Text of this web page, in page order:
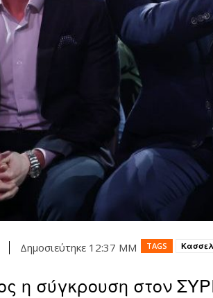
Δημοσιεύτηκε 12:37 ΜΜ TAGS
η σύγκρουση στον